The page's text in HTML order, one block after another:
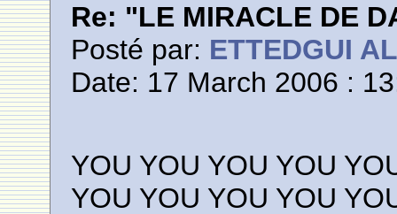
Re: "LE MIRACLE DE
Posté par: ETTEDGUI
Date: 17 March 2006 :
YOU YOU YOU YOU
YOU YOU YOU YOU